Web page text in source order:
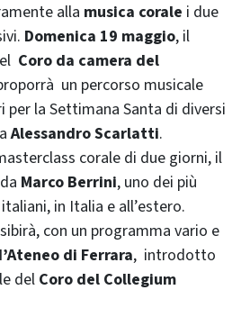
alla musica corale i due
Domenica 19 maggio, il
Coro da camera del
un percorso musicale
la Settimana Santa di diversi
Alessandro Scarlatti.
corale di due giorni, il
Marco Berrini, uno dei più
in Italia e all’estero.
con un programma vario e
di Ferrara, introdotto
del Coro del Collegium